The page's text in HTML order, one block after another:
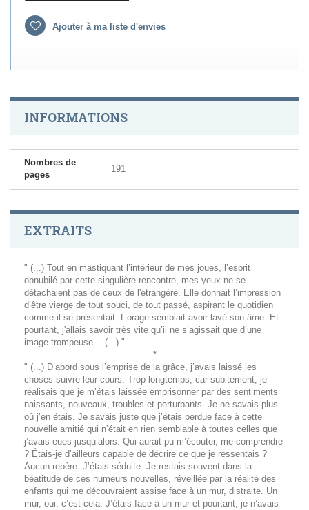
Ajouter à ma liste d'envies
INFORMATIONS
Nombres de
pages
191
EXTRAITS
" (...) Tout en mastiquant l’intérieur de mes joues, l’esprit
obnubilé par cette singulière rencontre, mes yeux ne se
détachaient pas de ceux de l'étrangère. Elle donnait l’impression
d’être vierge de tout souci, de tout passé, aspirant le quotidien
comme il se présentait. L’orage semblait avoir lavé son âme. Et
pourtant, j'allais savoir très vite qu’il ne s’agissait que d’une
image trompeuse… (...) "
*
" (...) D’abord sous l’emprise de la grâce, j’avais laissé les
choses suivre leur cours. Trop longtemps, car subitement, je
réalisais que je m’étais laissée emprisonner par des sentiments
naissants, nouveaux, troubles et perturbants. Je ne savais plus
où j’en étais. Je savais juste que j’étais perdue face à cette
nouvelle amitié qui n’était en rien semblable à toutes celles que
j’avais eues jusqu’alors. Qui aurait pu m’écouter, me comprendre
? Étais-je d’ailleurs capable de décrire ce que je ressentais ?
Aucun repère. J’étais séduite. Je restais souvent dans la
béatitude de ces humeurs nouvelles, réveillée par la réalité des
enfants qui me découvraient assise face à un mur, distraite. Un
mur, oui, c’est cela. J’étais face à un mur et pourtant, je n’avais